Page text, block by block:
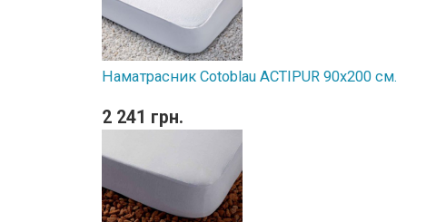
Наматрасник Cotoblau ACTIPUR 90х200 см.
2 241 грн.